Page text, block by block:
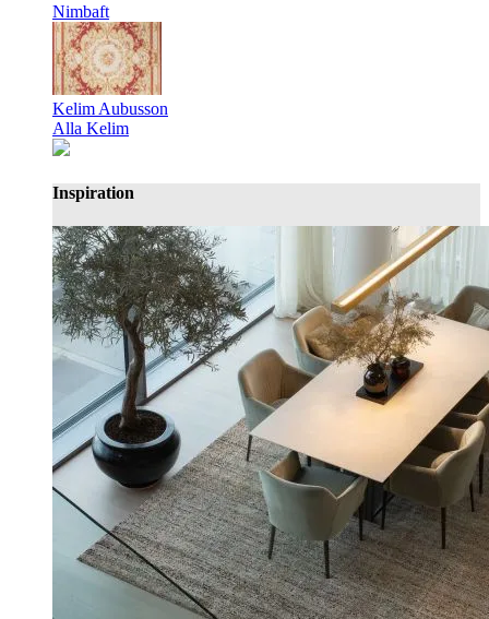
Nimbaft
Kelim Aubusson
Alla Kelim
Inspiration